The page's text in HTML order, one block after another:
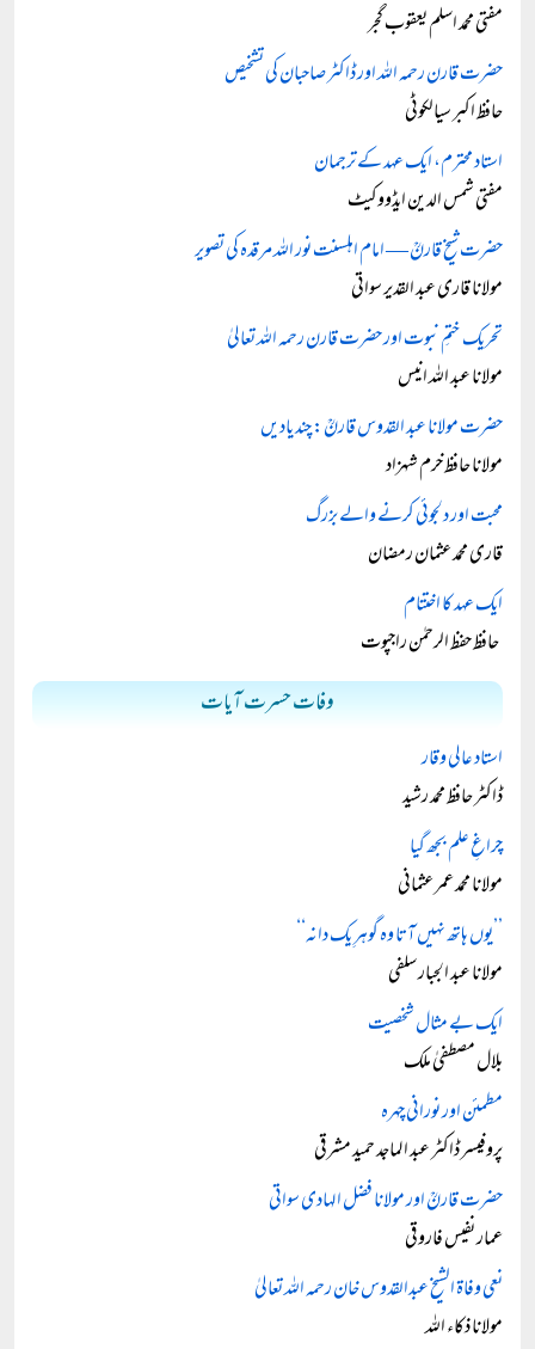
مفتی محمد اسلم یعقوب گجر
حضرت قارن رحمہ اللہ اور ڈاکٹر صاحبان کی تشخیص
حافظ اکبر سیالکوٹی
استاد محترم، ایک عہد کے ترجمان
مفتی شمس الدین ایڈووکیٹ
حضرت شیخ قارنؒ — امام اہلسنت نور اللہ مرقدہ کی تصویر
مولانا قاری عبد القدیر سواتی
تحریک ختمِ نبوت اور حضرت قارن رحمہ اللہ تعالیٰ
مولانا عبد اللہ انیس
حضرت مولانا عبد القدوس قارنؒ: چند یادیں
مولانا حافظ خرم شہزاد
محبت اور دلجوئی کرنے والے بزرگ
قاری محمد عثمان رمضان
ایک عہد کا اختتام
حافظ حفظ الرحمٰن راجپوت
وفات حسرت آیات
استاد عالی وقار
ڈاکٹر حافظ محمد رشید
چراغِ علم بجھ گیا
مولانا محمد عمر عثمانی
’’یوں ہاتھ نہیں آتا وہ گوہرِ یک دانہ‘‘
مولانا عبد الجبار سلفی
ایک بے مثال شخصیت
بلال مصطفیٰ ملک
مطمئن اور نورانی چہرہ
پروفیسر ڈاکٹر عبد الماجد حمید مشرقی
حضرت قارنؒ اور مولانا فضل الہادی سواتی
عمار نفیس فاروقی
نعی وفاۃ الشیخ عبدالقدوس خان رحمہ اللہ تعالیٰ
مولانا ذکاء اللہ